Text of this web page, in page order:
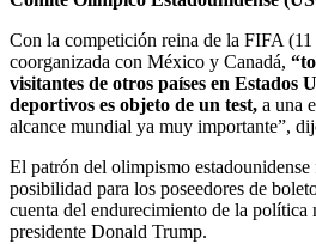
Con la competición reina de la FIFA
coorganizada con México y Canadá,
visitantes de otros países en Estados
deportivos es objeto de un test, a una
alcance mundial ya muy importante”,
El patrón del olimpismo estadounidense
posibilidad para los poseedores de
cuenta del endurecimiento de la política
presidente Donald Trump.